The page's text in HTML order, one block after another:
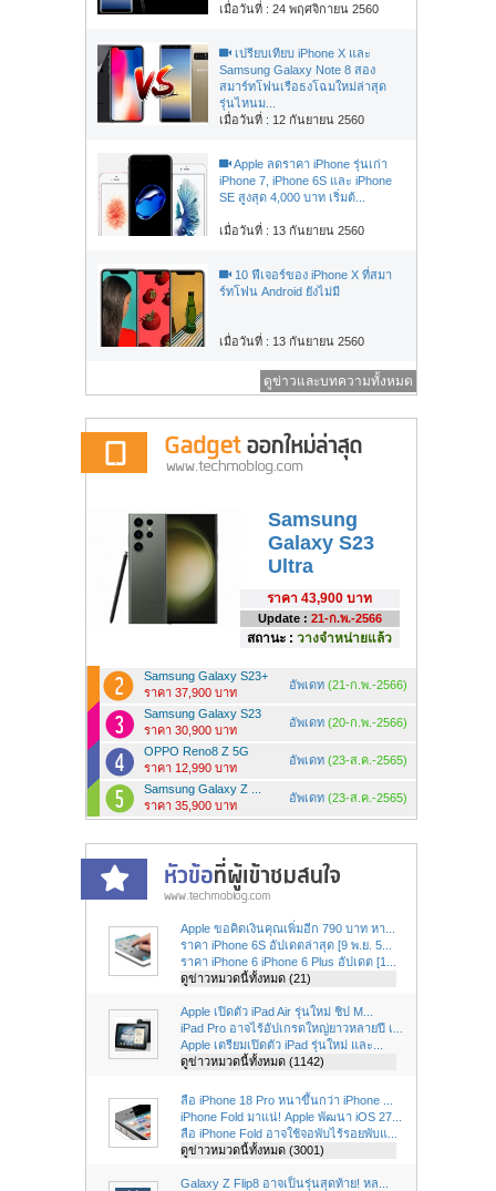
เมื่อวันที่ : 24 พฤศจิกายน 2560
เปรียบเทียบ iPhone X และ
Samsung Galaxy Note 8 สอง
สมาร์ทโฟนเรือธงโฉมใหม่ล่าสุด
รุ่นไหนม...
เมื่อวันที่ : 12 กันยายน 2560
Apple ลดราคา iPhone รุ่นเก่า
iPhone 7, iPhone 6S และ iPhone
SE สูงสุด 4,000 บาท เริ่มต้...
เมื่อวันที่ : 13 กันยายน 2560
10 ฟีเจอร์ของ iPhone X ที่สมา
ร์ทโฟน Android ยังไม่มี
เมื่อวันที่ : 13 กันยายน 2560
ดูข่าวและบทความทั้งหมด
Samsung
Galaxy S23
Ultra
ราคา 43,900 บาท
Update : 21-ก.พ.-2566
สถานะ : วางจำหน่ายแล้ว
Samsung Galaxy S23+
ราคา 37,900 บาท
อัพเดท (21-ก.พ.-2566)
Samsung Galaxy S23
ราคา 30,900 บาท
อัพเดท (20-ก.พ.-2566)
OPPO Reno8 Z 5G
ราคา 12,990 บาท
อัพเดท (23-ส.ค.-2565)
Samsung Galaxy Z ...
ราคา 35,900 บาท
อัพเดท (23-ส.ค.-2565)
Apple ขอคิดเงินคุณเพิ่มอีก 790 บาท หา...
ราคา iPhone 6S อัปเดตล่าสุด [9 พ.ย. 5...
ราคา iPhone 6 iPhone 6 Plus อัปเดต [1...
ดูข่าวหมวดนี้ทั้งหมด (21)
Apple เปิดตัว iPad Air รุ่นใหม่ ชิป M...
iPad Pro อาจไร้อัปเกรดใหญ่ยาวหลายปี เ...
Apple เตรียมเปิดตัว iPad รุ่นใหม่ และ...
ดูข่าวหมวดนี้ทั้งหมด (1142)
ลือ iPhone 18 Pro หนาขึ้นกว่า iPhone ...
iPhone Fold มาแน่! Apple พัฒนา iOS 27...
ลือ iPhone Fold อาจใช้จอพับไร้รอยพับแ...
ดูข่าวหมวดนี้ทั้งหมด (3001)
Galaxy Z Flip8 อาจเป็นรุ่นสุดท้าย! หล...